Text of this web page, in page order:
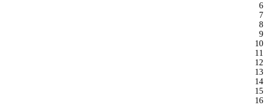
6
7
8
9
10
11
12
13
14
15
16